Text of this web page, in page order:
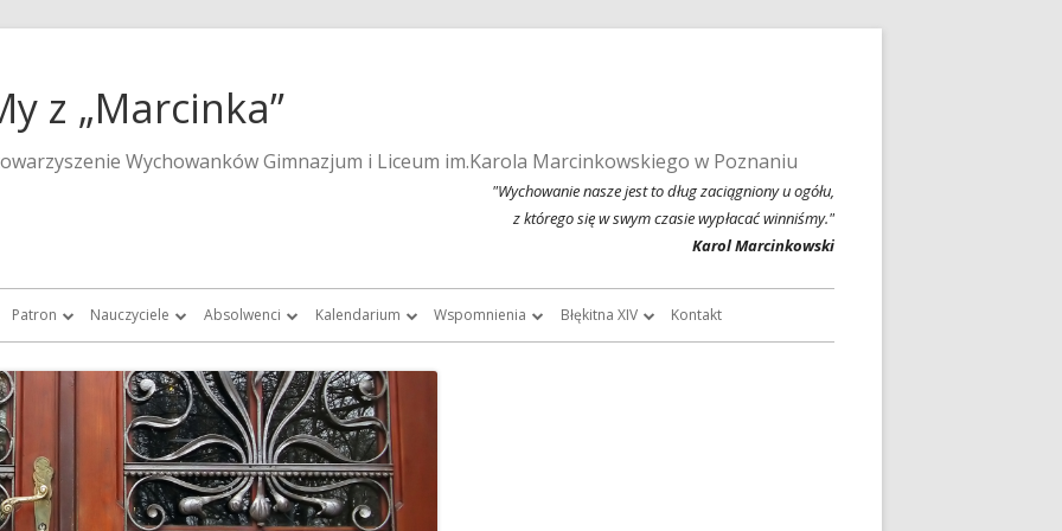
z „Marcinka”
Wychowanków Gimnazjum i Liceum im.Karola Marcinkowskiego w Poznaniu
"Wychowanie nasze jest to dług zaciągniony u ogółu,
z którego się w swym czasie wypłacać winniśmy."
Karol Marcinkowski
Gimnazjum i Liceum im.
w Poznaniu
Patron
Posąg Karola Marcinkowskiego
Lista fundatorów posągu patrona
Nauczyciele
Nauczyciele „Marcinka” po roku 1945
Absolwenci
Chór Absolwentów Antoniego
Grochowalskiego
Chór Di Nuovo
Kalendarium
Kalendarium 2013
Kalendarium 2012
Kalendarium 2011
Wspomnienia Błękitna XIV Kontakt